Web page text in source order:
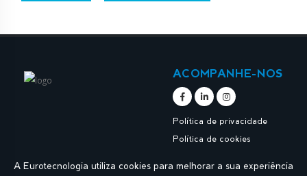
A Eurotecnologia utiliza cookies para melhorar a sua experiência
ACOMPANHE-NOS
Política de privacidade
Política de cookies